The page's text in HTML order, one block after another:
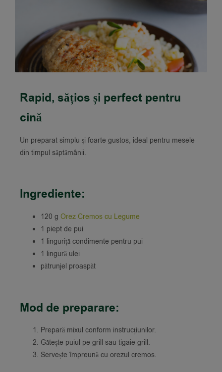
Rapid, sățios și perfect pentru
cină
Un preparat simplu și foarte gustos, ideal pentru mesele
din timpul săptămânii.
Ingrediente:
120 g Orez Cremos cu Legume
1 piept de pui
1 linguriță condimente pentru pui
1 lingură ulei
pătrunjel proaspăt
Mod de preparare:
Prepară mixul conform instrucțiunilor.
Gătește puiul pe grill sau tigaie grill.
Servește împreună cu orezul cremos.